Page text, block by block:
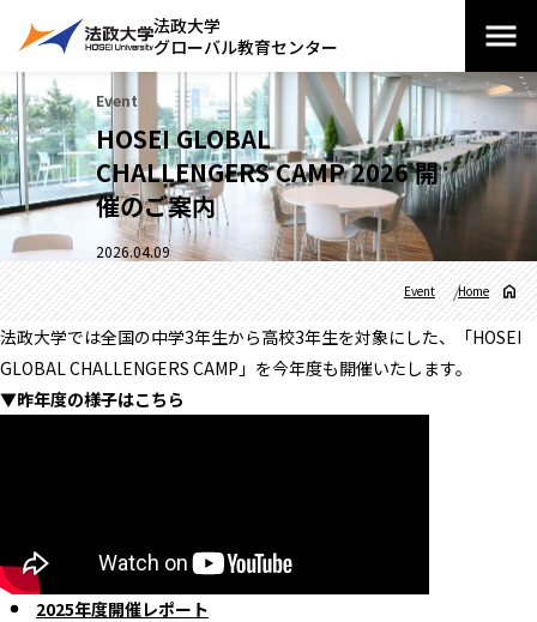
法政大学
グローバル教育センター
Event
HOSEI GLOBAL
CHALLENGERS CAMP 2026 開
催のご案内
2026.04.09
Home
Event
法政大学では全国の中学3年生から高校3年生を対象にした、「HOSEI
GLOBAL CHALLENGERS CAMP」を今年度も開催いたします。
▼昨年度の様子はこちら
2025年度開催レポート